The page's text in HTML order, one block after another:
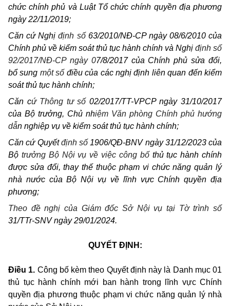
chức chính phủ và Luật Tổ chức chính quyền địa phương
ngày 22/11/2019;
Căn cứ Nghịđịnh số63/2010/NĐ-CP ngày 08/6/2010 của
Chính phủ về kiểm soát thủ tục hành chính và Nghị định số
92/2017/NĐ-CP ngày 07/8/2017 của Chính phủ sửa đổi,
bổ sung một số điều của các nghị định liên quan đến kiểm
soát thủ tục hành chính;
Căn cứ Thông tư số 02/2017/TT-VPCP ngày 31/10/2017
của Bộ trưởng, Chủ nhiệm Văn phòng Chính phủ hướng
dẫn nghiệp vụ về kiểm soát thủ tục hành chính;
Căn cứ Quyếtđịnh số 1906/QĐ-BNV ngày 31/12/2023 của
Bộ trưởng Bộ Nội vụ về việc công bốthủ tục hành chính
được sửa đổi, thay thế thuộc phạm vi chức năng quản lý
nhà nước của Bộ Nội vụ về lĩnh vực Chính quyền địa
phương;
Theo đề nghị của Giám đốc Sở Nội vụ tại Tờ trình số
31/TTr-SNV ngày 29/01/2024.
QUYẾT ĐỊNH:
Điều 1. Công bố kèm theo Quyết định này là Danh mục 01
thủ tục hành chính mới ban hành trong lĩnh vực Chính
quyền địa phương thuộc phạm vi chức năng quản lý nhà